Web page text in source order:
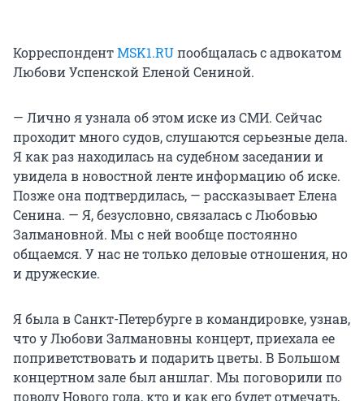
КорреспондентMSK1.RUпообщалась с адвокатом
Любови Успенской Еленой Сениной.
— Лично я узнала об этом иске из СМИ. Сейчас
проходит много судов, слушаются серьезные дела.
Я как раз находилась на судебном заседании и
увидела в новостной ленте информацию об иске.
Позже она подтвердилась, — рассказывает Елена
Сенина. — Я, безусловно, связалась с Любовью
Залмановной. Мы с ней вообще постоянно
общаемся. У нас не только деловые отношения, но
и дружеские.
Я была в Санкт-Петербурге в командировке, узнав,
что у Любови Залмановны концерт, приехала ее
поприветствовать и подарить цветы. В Большом
концертном зале был аншлаг. Мы поговорили по
поводу Нового года, кто и как его будет отмечать,